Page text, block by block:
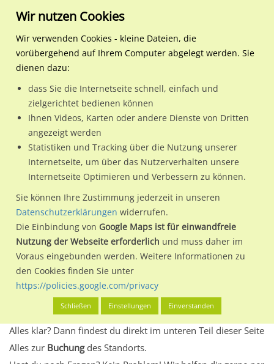
Regionale Plakatwerbung
Nordrhein-
Bielefeld, Stadt
Berliner Str. 75 / Zuf.
Berliner Str. 75 / Zuf. Combi
Nutze günstige Werbemöglichkeiten am Standort Berliner
Str. 75 / Zuf. Combiim Ortsteil Brackwede)in Bielefeld,
Stadt.
Wir erheben für jede unserer Werbeflächen individuelle und
aktuelleStandortinformationenund Leistungswerte. Damit
kannst du dich schon vor der Buchung im Detail über den
Standort, seine Reichweite und Werbewirkung sowie
eventuelle Beschränkungen in den zugelassenen
Werbeinhalten informieren.
Alles klar? Dann findest du direkt im unteren Teil dieser Seite
Alles zur Buchungdes Standorts.
Wir nutzen Cookies
Wir verwenden Cookies - kleine Dateien, die
vorübergehend auf Ihrem Computer abgelegt werden. Sie
dienen dazu:
dass Sie die Internetseite schnell, einfach und
zielgerichtet bedienen können
Ihnen Videos, Karten oder andere Dienste von Dritten
angezeigt werden
Statistiken und Tracking über die Nutzung unserer
Internetseite, um über das Nutzerverhalten unsere
Internetseite Optimieren und Verbessern zu können.
Sie können Ihre Zustimmung jederzeit in unseren
Datenschutzerklärungen widerrufen.
Die Einbindung von Google Maps ist für einwandfreie
Nutzung der Webseite erforderlich und muss daher im
Voraus eingebunden werden. Weitere Informationen zu
den Cookies finden Sie unter
https://policies.google.com/privacy
Schließen Einstellungen Einverstanden